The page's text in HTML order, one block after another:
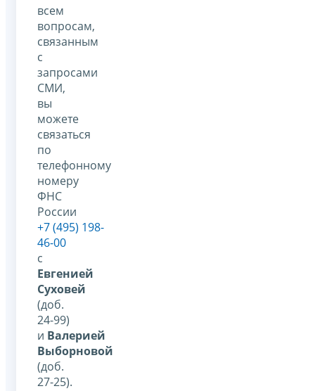
всем
вопросам,
связанным
с
запросами
СМИ,
вы
можете
связаться
по
телефонному
номеру
ФНС
России
+7 (495) 198-
46-00
с
Евгенией
Суховей
(доб.
24-99)
и Валерией
Выборновой
(доб.
27-25).